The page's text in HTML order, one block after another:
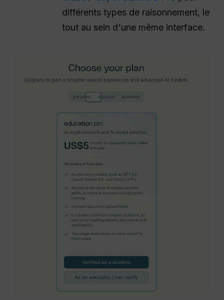
différents types de raisonnement, le
tout au sein d'une même interface.